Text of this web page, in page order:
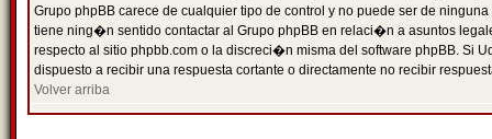
Grupo phpBB carece de cualquier tipo de control y no puede ser de
tiene ning�n sentido contactar al Grupo phpBB en relaci�n a asuntos
respecto al sitio phpbb.com o la discreci�n misma del software phpBB. Si
dispuesto a recibir una respuesta cortante o directamente no recibir
Volver arriba